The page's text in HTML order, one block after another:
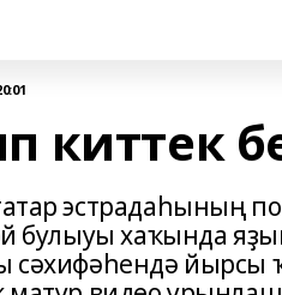
киттек
эстрадаһының
булыуы хаҡында
сәхифәһендә